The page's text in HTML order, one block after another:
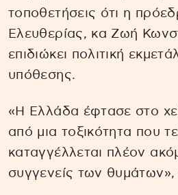
τοποθετήσεις ότι η
Ελευθερίας, κα Ζωή
επιδιώκει πολιτική
υπόθεσης.
«Η Ελλάδα έφτασε στο
από μια τοξικότητα που
καταγγέλλεται πλέον
συγγενείς των